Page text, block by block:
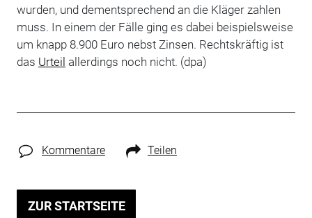
wurden, und dementsprechend an die Kläger zahlen
muss. In einem der Fälle ging es dabei beispielsweise
um knapp 8.900 Euro nebst Zinsen. Rechtskräftig ist
das Urteil allerdings noch nicht. (dpa)
Kommentare Teilen
ZUR STARTSEITE